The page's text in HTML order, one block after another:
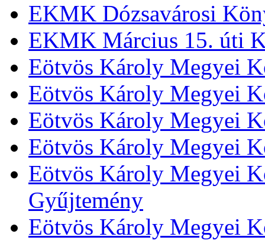
EKMK Dózsavárosi
EKMK Március 15. úti
Eötvös Károly Megyei
Eötvös Károly Megyei
Eötvös Károly Megyei
Eötvös Károly Megyei
Eötvös Károly Megyei
Gyűjtemény
Eötvös Károly Megyei